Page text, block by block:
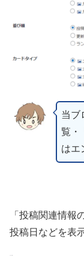
当ブ
覧・
はエ
「投稿関連情報
投稿日などを表